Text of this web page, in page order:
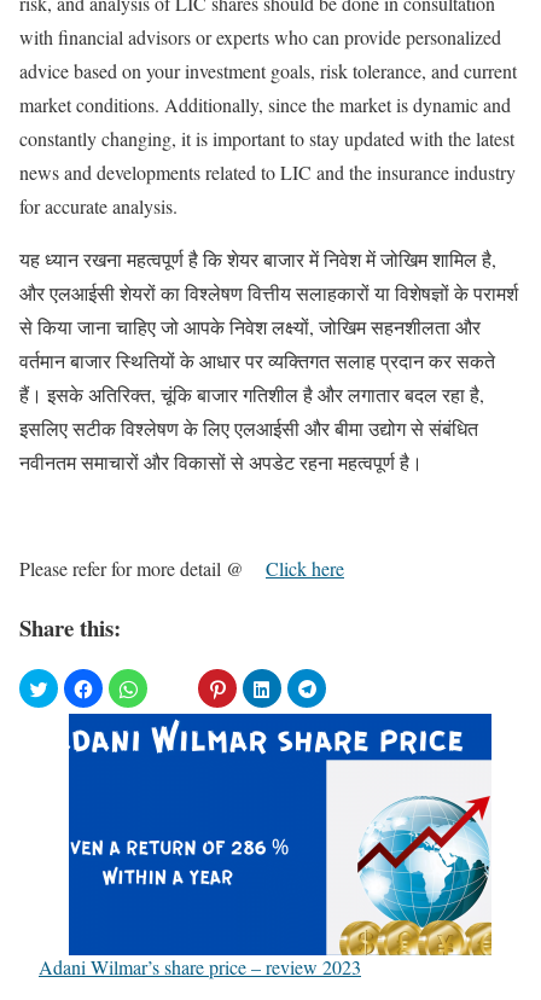
with financial advisors or experts who can provide personalized
advice based on your investment goals, risk tolerance, and current
market conditions. Additionally, since the market is dynamic and
constantly changing, it is important to stay updated with the latest
news and developments related to LIC and the insurance industry
for accurate analysis.
यह ध्यान रखना महत्वपूर्ण है कि शेयर बाजार में निवेश में जोखिम शामिल है,
और एलआईसी शेयरों का विश्लेषण वित्तीय सलाहकारों या विशेषज्ञों के परामर्श
से किया जाना चाहिए जो आपके निवेश लक्ष्यों, जोखिम सहनशीलता और
वर्तमान बाजार स्थितियों के आधार पर व्यक्तिगत सलाह प्रदान कर सकते
हैं। इसके अतिरिक्त, चूंकि बाजार गतिशील है और लगातार बदल रहा है,
इसलिए सटीक विश्लेषण के लिए एलआईसी और बीमा उद्योग से संबंधित
नवीनतम समाचारों और विकासों से अपडेट रहना महत्वपूर्ण है।
Please refer for more detail @ Click here
Share this:
Adani Wilmar’s share price – review 2023